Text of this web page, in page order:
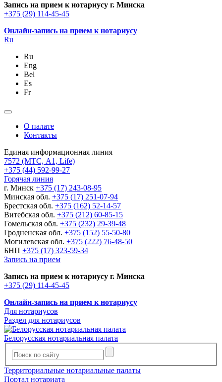
Запись на прием к нотариусу г. Минска
+375 (29) 114-45-45
Онлайн-запись на прием к нотариусу
Ru
Ru
Eng
Bel
Es
Fr
О палате
Контакты
Единая информационная линия
7572 (МТС, A1, Life)
+375 (44) 592-99-27
Горячая линия
г. Минск +375 (17) 243-08-95
Минская обл. +375 (17) 251-07-94
Брестская обл. +375 (162) 52-14-57
Витебская обл. +375 (212) 60-85-15
Гомельская обл. +375 (232) 29-39-48
Гродненская обл. +375 (152) 55-50-80
Могилевская обл. +375 (222) 76-48-50
БНП +375 (17) 323-59-34
Запись на прием
Запись на прием к нотариусу г. Минска
+375 (29) 114-45-45
Онлайн-запись на прием к нотариусу
Для нотариусов
Раздел для нотариусов
Белорусская нотариальная палата
Территориальные нотариальные палаты
Портал нотариата